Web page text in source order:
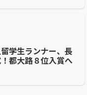
学生ランナー、長
都大路８位入賞へ